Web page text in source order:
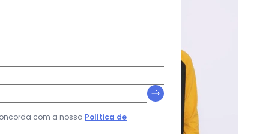
com a nossa Política de